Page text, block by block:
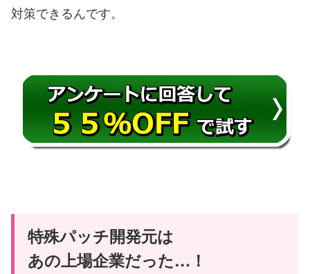
対策できるんです。
特殊パッチ開発元は
あの上場企業だった…！